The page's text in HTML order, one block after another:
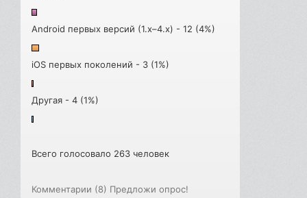
Android первых версий (1.x–4.x) - 12 (4%)
iOS первых поколений - 3 (1%)
Другая - 4 (1%)
Всего голосовало 263 человек
Комментарии (8) Предложи опрос!